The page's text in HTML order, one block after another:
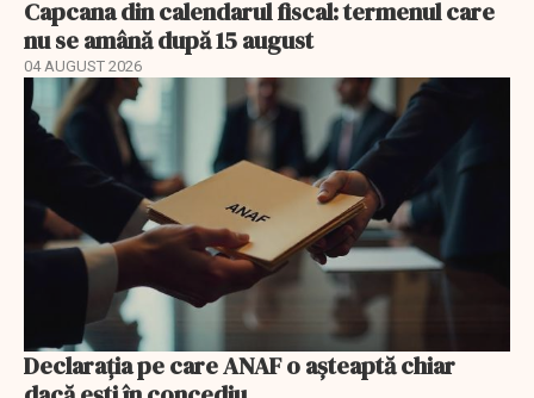
Capcana din calendarul fiscal: termenul care
nu se amână după 15 august
04 AUGUST 2026
Declarația pe care ANAF o așteaptă chiar